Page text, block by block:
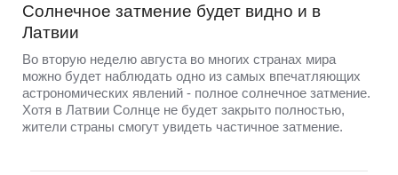
Солнечное затмение будет видно и в
Латвии
Во вторую неделю августа во многих странах мира
можно будет наблюдать одно из самых впечатляющих
астрономических явлений - полное солнечное затмение.
Хотя в Латвии Солнце не будет закрыто полностью,
жители страны смогут увидеть частичное затмение.